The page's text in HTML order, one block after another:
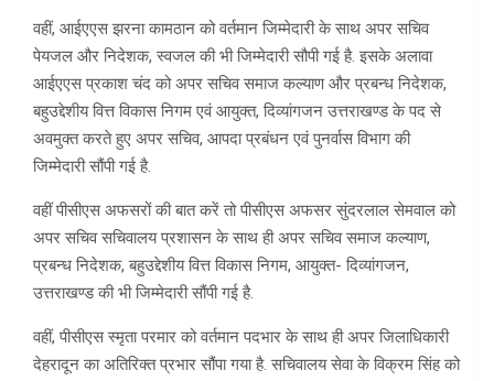
वहीं, आईएएस झरना कामठान को वर्तमान जिम्मेदारी के साथ अपर सचिव
पेयजल और निदेशक, स्वजल की भी जिम्मेदारी सौपी गई है. इसके अलावा
आईएएस प्रकाश चंद को अपर सचिव समाज कल्याण और प्रबन्ध निदेशक,
बहुउद्देशीय वित्त विकास निगम एवं आयुक्त, दिव्यांगजन उत्तराखण्ड के पद से
अवमुक्त करते हुए अपर सचिव, आपदा प्रबंधन एवं पुनर्वास विभाग की
जिम्मेदारी सौंपी गई है.
वहीं पीसीएस अफसरों की बात करें तो पीसीएस अफसर सुंदरलाल सेमवाल को
अपर सचिव सचिवालय प्रशासन के साथ ही अपर सचिव समाज कल्याण,
प्रबन्ध निदेशक, बहुउद्देशीय वित्त विकास निगम, आयुक्त- दिव्यांगजन,
उत्तराखण्ड की भी जिम्मेदारी सौंपी गई है.
वहीं, पीसीएस स्मृता परमार को वर्तमान पदभार के साथ ही अपर जिलाधिकारी
देहरादून का अतिरिक्त प्रभार सौंपा गया है. सचिवालय सेवा के विक्रम सिंह को